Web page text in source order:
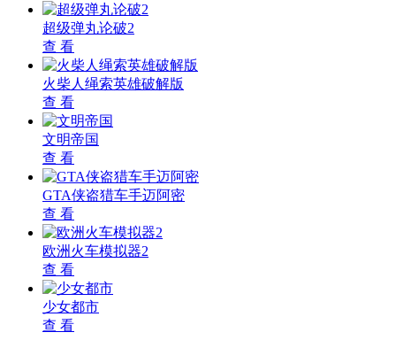
超级弹丸论破2
查 看
火柴人绳索英雄破解版
查 看
文明帝国
查 看
GTA侠盗猎车手迈阿密
查 看
欧洲火车模拟器2
查 看
少女都市
查 看